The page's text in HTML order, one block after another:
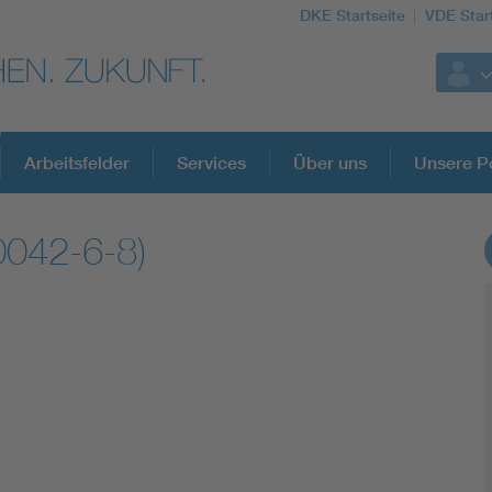
DKE Startseite VDE
DKE Fachinformationen im Kontext der
Arbeitsfelder Services Über uns Unsere
6-8)